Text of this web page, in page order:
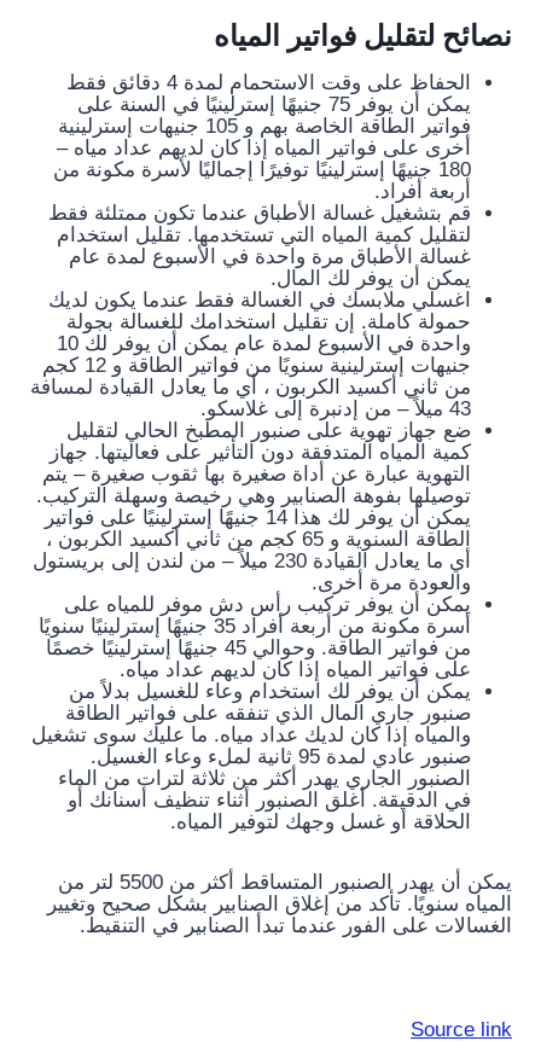
نصائح لتقليل فواتير المياه
الحفاظ على وقت الاستحمام لمدة 4 دقائق فقط
يمكن أن يوفر 75 جنيهًا إسترلينيًا في السنة على
فواتير الطاقة الخاصة بهم و 105 جنيهات إسترلينية
أخرى على فواتير المياه إذا كان لديهم عداد مياه –
180 جنيهًا إسترلينيًا توفيرًا إجماليًا لأسرة مكونة من
أربعة أفراد.
قم بتشغيل غسالة الأطباق عندما تكون ممتلئة فقط
لتقليل كمية المياه التي تستخدمها. تقليل استخدام
غسالة الأطباق مرة واحدة في الأسبوع لمدة عام
يمكن أن يوفر لك المال.
اغسلي ملابسك في الغسالة فقط عندما يكون لديك
حمولة كاملة. إن تقليل استخدامك للغسالة بجولة
واحدة في الأسبوع لمدة عام يمكن أن يوفر لك 10
جنيهات إسترلينية سنويًا من فواتير الطاقة و 12 كجم
من ثاني أكسيد الكربون ، أي ما يعادل القيادة لمسافة
43 ميلاً – من إدنبرة إلى غلاسكو.
ضع جهاز تهوية على صنبور المطبخ الحالي لتقليل
كمية المياه المتدفقة دون التأثير على فعاليتها. جهاز
التهوية عبارة عن أداة صغيرة بها ثقوب صغيرة – يتم
توصيلها بفوهة الصنابير وهي رخيصة وسهلة التركيب.
يمكن أن يوفر لك هذا 14 جنيهًا إسترلينيًا على فواتير
الطاقة السنوية و 65 كجم من ثاني أكسيد الكربون ،
أي ما يعادل القيادة 230 ميلاً – من لندن إلى بريستول
والعودة مرة أخرى.
يمكن أن يوفر تركيب رأس دش موفر للمياه على
أسرة مكونة من أربعة أفراد 35 جنيهًا إسترلينيًا سنويًا
من فواتير الطاقة. وحوالي 45 جنيهًا إسترلينيًا خصمًا
على فواتير المياه إذا كان لديهم عداد مياه.
يمكن أن يوفر لك استخدام وعاء للغسيل بدلاً من
صنبور جاري المال الذي تنفقه على فواتير الطاقة
والمياه إذا كان لديك عداد مياه. ما عليك سوى تشغيل
صنبور عادي لمدة 95 ثانية لملء وعاء الغسيل.
الصنبور الجاري يهدر أكثر من ثلاثة لترات من الماء
في الدقيقة. أغلق الصنبور أثناء تنظيف أسنانك أو
الحلاقة أو غسل وجهك لتوفير المياه.
يمكن أن يهدر الصنبور المتساقط أكثر من 5500 لتر من
المياه سنويًا. تأكد من إغلاق الصنابير بشكل صحيح وتغيير
الغسالات على الفور عندما تبدأ الصنابير في التنقيط.
Source link